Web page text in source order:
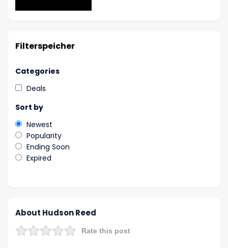
Filterspeicher
Categories
Deals
Sort by
Newest
Popularity
Ending Soon
Expired
About Hudson Reed
Rate this post